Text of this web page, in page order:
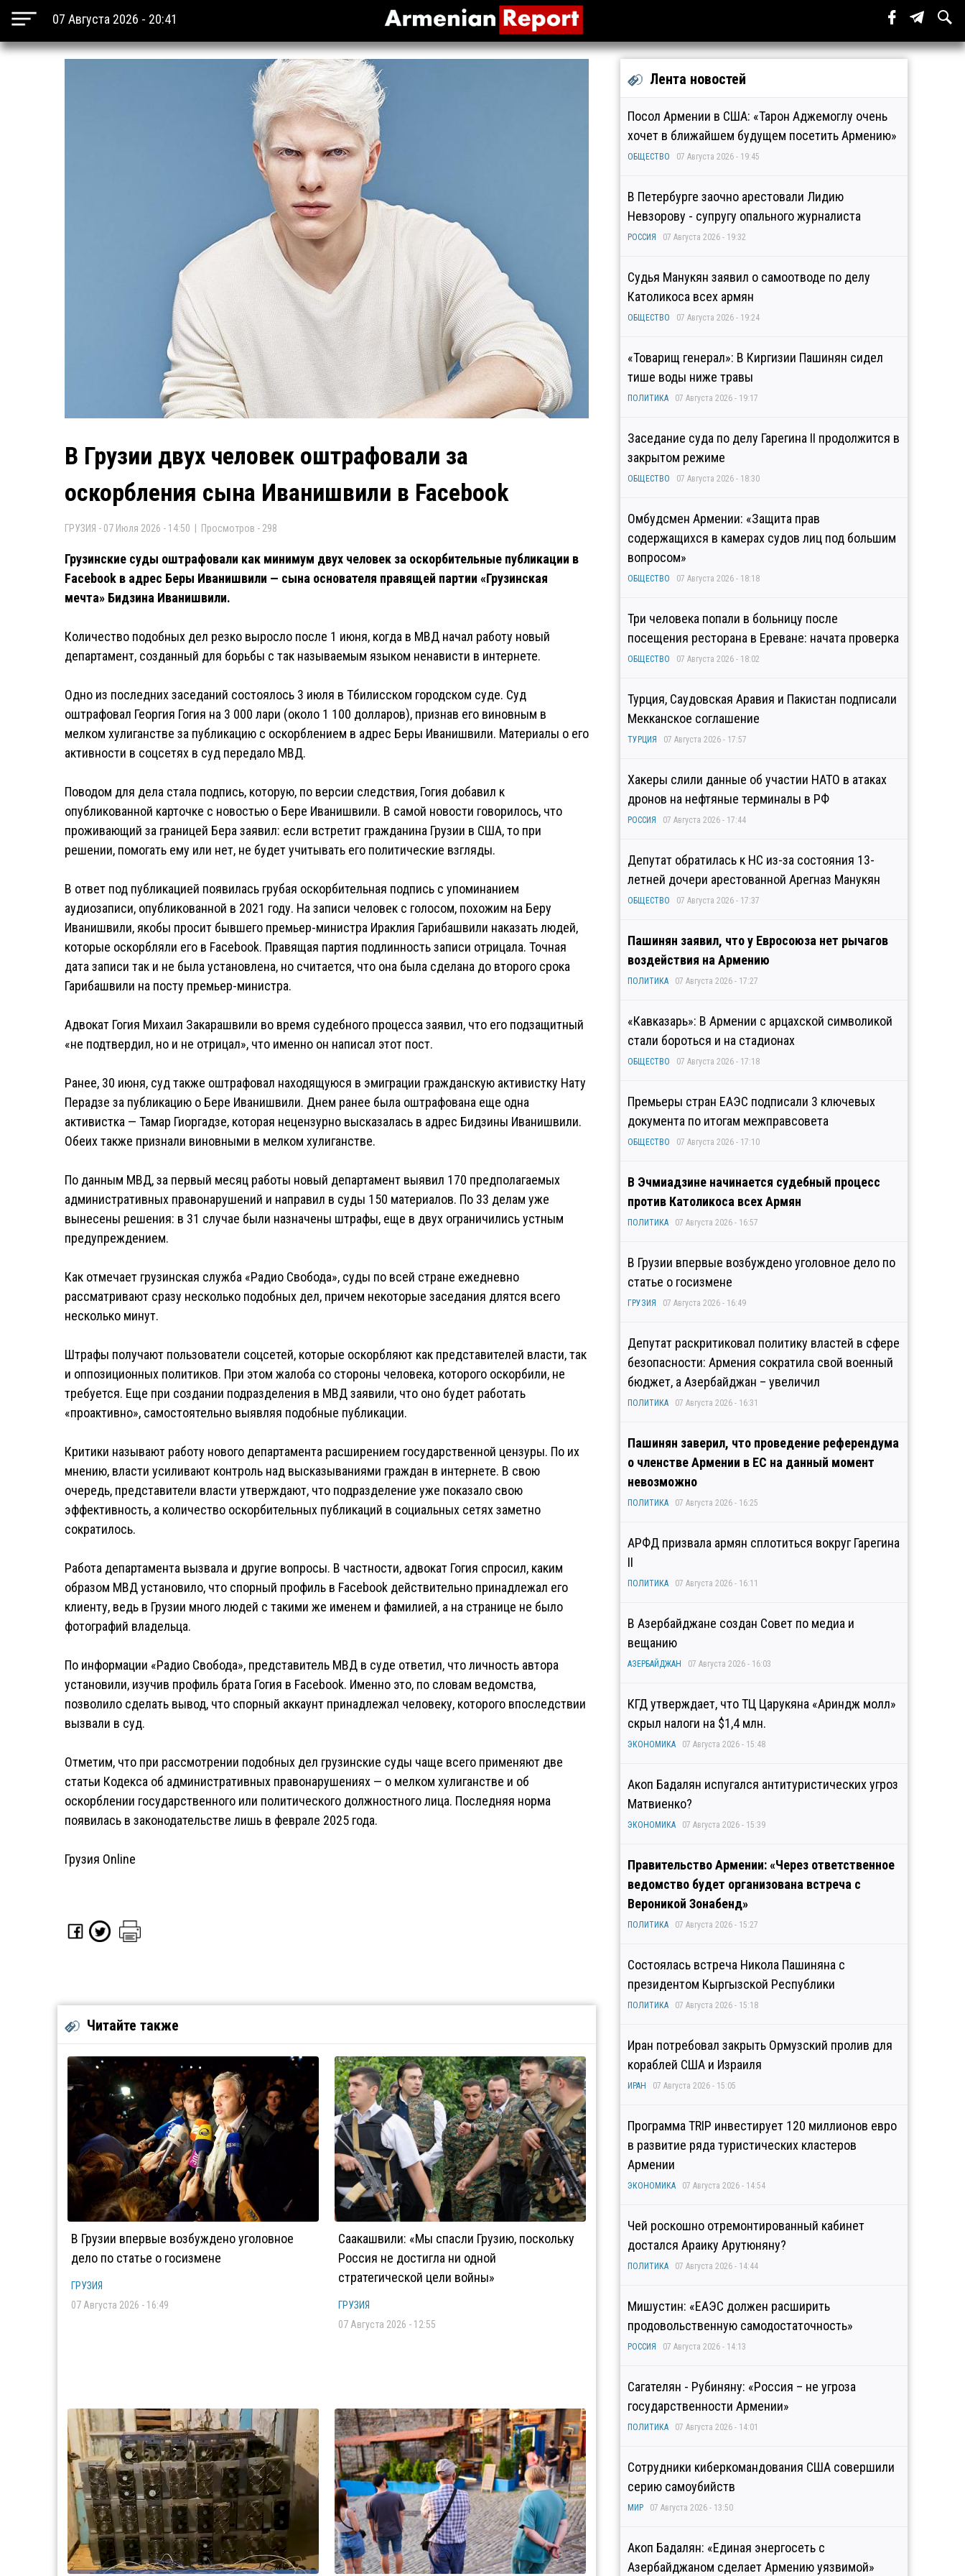
07 Августа 2026 - 20:41
В Грузии двух человек оштрафовали за
оскорбления сына Иванишвили в Facebook
ГРУЗИЯ - 07 Июля 2026 - 14:50 | Просмотров - 298
Грузинские суды оштрафовали как минимум двух человек за оскорбительные публикации в
Facebook в адрес Беры Иванишвили — сына основателя правящей партии «Грузинская
мечта» Бидзина Иванишвили.
Количество подобных дел резко выросло после 1 июня, когда в МВД начал работу новый
департамент, созданный для борьбы с так называемым языком ненависти в интернете.
Одно из последних заседаний состоялось 3 июля в Тбилисском городском суде. Суд
оштрафовал Георгия Гогия на 3 000 лари (около 1 100 долларов), признав его виновным в
мелком хулиганстве за публикацию с оскорблением в адрес Беры Иванишвили. Материалы о его
активности в соцсетях в суд передало МВД.
Поводом для дела стала подпись, которую, по версии следствия, Гогия добавил к
опубликованной карточке с новостью о Бере Иванишвили. В самой новости говорилось, что
проживающий за границей Бера заявил: если встретит гражданина Грузии в США, то при
решении, помогать ему или нет, не будет учитывать его политические взгляды.
В ответ под публикацией появилась грубая оскорбительная подпись с упоминанием
аудиозаписи, опубликованной в 2021 году. На записи человек с голосом, похожим на Беру
Иванишвили, якобы просит бывшего премьер-министра Ираклия Гарибашвили наказать людей,
которые оскорбляли его в Facebook. Правящая партия подлинность записи отрицала. Точная
дата записи так и не была установлена, но считается, что она была сделана до второго срока
Гарибашвили на посту премьер-министра.
Адвокат Гогия Михаил Закарашвили во время судебного процесса заявил, что его подзащитный
«не подтвердил, но и не отрицал», что именно он написал этот пост.
Ранее, 30 июня, суд также оштрафовал находящуюся в эмиграции гражданскую активистку Нату
Перадзе за публикацию о Бере Иванишвили. Днем ранее была оштрафована еще одна
активистка — Тамар Гиоргадзе, которая нецензурно высказалась в адрес Бидзины Иванишвили.
Обеих также признали виновными в мелком хулиганстве.
По данным МВД, за первый месяц работы новый департамент выявил 170 предполагаемых
административных правонарушений и направил в суды 150 материалов. По 33 делам уже
вынесены решения: в 31 случае были назначены штрафы, еще в двух ограничились устным
предупреждением.
Как отмечает грузинская служба «Радио Свобода», суды по всей стране ежедневно
рассматривают сразу несколько подобных дел, причем некоторые заседания длятся всего
несколько минут.
Штрафы получают пользователи соцсетей, которые оскорбляют как представителей власти, так
и оппозиционных политиков. При этом жалоба со стороны человека, которого оскорбили, не
требуется. Еще при создании подразделения в МВД заявили, что оно будет работать
«проактивно», самостоятельно выявляя подобные публикации.
Критики называют работу нового департамента расширением государственной цензуры. По их
мнению, власти усиливают контроль над высказываниями граждан в интернете. В свою
очередь, представители власти утверждают, что подразделение уже показало свою
эффективность, а количество оскорбительных публикаций в социальных сетях заметно
сократилось.
Работа департамента вызвала и другие вопросы. В частности, адвокат Гогия спросил, каким
образом МВД установило, что спорный профиль в Facebook действительно принадлежал его
клиенту, ведь в Грузии много людей с такими же именем и фамилией, а на странице не было
фотографий владельца.
По информации «Радио Свобода», представитель МВД в суде ответил, что личность автора
установили, изучив профиль брата Гогия в Facebook. Именно это, по словам ведомства,
позволило сделать вывод, что спорный аккаунт принадлежал человеку, которого впоследствии
вызвали в суд.
Отметим, что при рассмотрении подобных дел грузинские суды чаще всего применяют две
статьи Кодекса об административных правонарушениях — о мелком хулиганстве и об
оскорблении государственного или политического должностного лица. Последняя норма
появилась в законодательстве лишь в феврале 2025 года.
Грузия Online
Читайте также
В Грузии впервые возбуждено уголовное
дело по статье о госизмене
ГРУЗИЯ
07 Августа 2026 - 16:49
Саакашвили: «Мы спасли Грузию, поскольку
Россия не достигла ни одной
стратегической цели войны»
ГРУЗИЯ
07 Августа 2026 - 12:55
Лента новостей
Посол Армении в США: «Тарон Аджемоглу очень
хочет в ближайшем будущем посетить Армению»
ОБЩЕСТВО 07 Августа 2026 - 19:45
В Петербурге заочно арестовали Лидию
Невзорову - супругу опального журналиста
РОССИЯ 07 Августа 2026 - 19:32
Судья Манукян заявил о самоотводе по делу
Католикоса всех армян
ОБЩЕСТВО 07 Августа 2026 - 19:24
«Товарищ генерал»: В Киргизии Пашинян сидел
тише воды ниже травы
ПОЛИТИКА 07 Августа 2026 - 19:17
Заседание суда по делу Гарегина II продолжится в
закрытом режиме
ОБЩЕСТВО 07 Августа 2026 - 18:30
Омбудсмен Армении: «Защита прав
содержащихся в камерах судов лиц под большим
вопросом»
ОБЩЕСТВО 07 Августа 2026 - 18:18
Три человека попали в больницу после
посещения ресторана в Ереване: начата проверка
ОБЩЕСТВО 07 Августа 2026 - 18:02
Турция, Саудовская Аравия и Пакистан подписали
Мекканское соглашение
ТУРЦИЯ 07 Августа 2026 - 17:57
Хакеры слили данные об участии НАТО в атаках
дронов на нефтяные терминалы в РФ
РОССИЯ 07 Августа 2026 - 17:44
Депутат обратилась к НС из-за состояния 13-
летней дочери арестованной Арегназ Манукян
ОБЩЕСТВО 07 Августа 2026 - 17:37
Пашинян заявил, что у Евросоюза нет рычагов
воздействия на Армению
ПОЛИТИКА 07 Августа 2026 - 17:27
«Кавказарь»: В Армении с арцахской символикой
стали бороться и на стадионах
ОБЩЕСТВО 07 Августа 2026 - 17:18
Премьеры стран ЕАЭС подписали 3 ключевых
документа по итогам межправсовета
ОБЩЕСТВО 07 Августа 2026 - 17:10
В Эчмиадзине начинается судебный процесс
против Католикоса всех Армян
ПОЛИТИКА 07 Августа 2026 - 16:57
В Грузии впервые возбуждено уголовное дело по
статье о госизмене
ГРУЗИЯ 07 Августа 2026 - 16:49
Депутат раскритиковал политику властей в сфере
безопасности: Армения сократила свой военный
бюджет, а Азербайджан – увеличил
ПОЛИТИКА 07 Августа 2026 - 16:31
Пашинян заверил, что проведение референдума
о членстве Армении в ЕС на данный момент
невозможно
ПОЛИТИКА 07 Августа 2026 - 16:25
АРФД призвала армян сплотиться вокруг Гарегина
II
ПОЛИТИКА 07 Августа 2026 - 16:11
В Азербайджане создан Совет по медиа и
вещанию
АЗЕРБАЙДЖАН 07 Августа 2026 - 16:03
КГД утверждает, что ТЦ Царукяна «Ариндж молл»
скрыл налоги на $1,4 млн.
ЭКОНОМИКА 07 Августа 2026 - 15:48
Акоп Бадалян испугался антитуристических угроз
Матвиенко?
ЭКОНОМИКА 07 Августа 2026 - 15:39
Правительство Армении: «Через ответственное
ведомство будет организована встреча с
Вероникой Зонабенд»
ПОЛИТИКА 07 Августа 2026 - 15:27
Состоялась встреча Никола Пашиняна с
президентом Кыргызской Республики
ПОЛИТИКА 07 Августа 2026 - 15:18
Иран потребовал закрыть Ормузский пролив для
кораблей США и Израиля
ИРАН 07 Августа 2026 - 15:05
Программа TRIP инвестирует 120 миллионов евро
в развитие ряда туристических кластеров
Армении
ЭКОНОМИКА 07 Августа 2026 - 14:54
Чей роскошно отремонтированный кабинет
достался Араику Арутюняну?
ПОЛИТИКА 07 Августа 2026 - 14:44
Мишустин: «ЕАЭС должен расширить
продовольственную самодостаточность»
РОССИЯ 07 Августа 2026 - 14:13
Сагателян - Рубиняну: «Россия – не угроза
государственности Армении»
ПОЛИТИКА 07 Августа 2026 - 14:01
Сотрудники киберкомандования США совершили
серию самоубийств
МИР 07 Августа 2026 - 13:50
Акоп Бадалян: «Единая энергосеть с
Азербайджаном сделает Армению уязвимой»